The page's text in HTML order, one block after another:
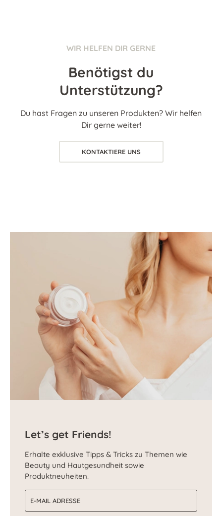
WIR HELFEN DIR GERNE
Benötigst du
Unterstützung?
Du hast Fragen zu unseren Produkten? Wir helfen
Dir gerne weiter!
KONTAKTIERE UNS
Let’s get Friends!
Erhalte exklusive Tipps & Tricks zu Themen wie
Beauty und Hautgesundheit sowie
Produktneuheiten.